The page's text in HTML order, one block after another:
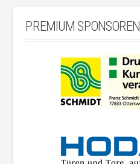
PREMIUM SPONSOREN